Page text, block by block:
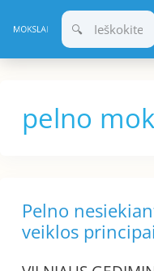
prie
turinio
pelno
Pelno
veiklos